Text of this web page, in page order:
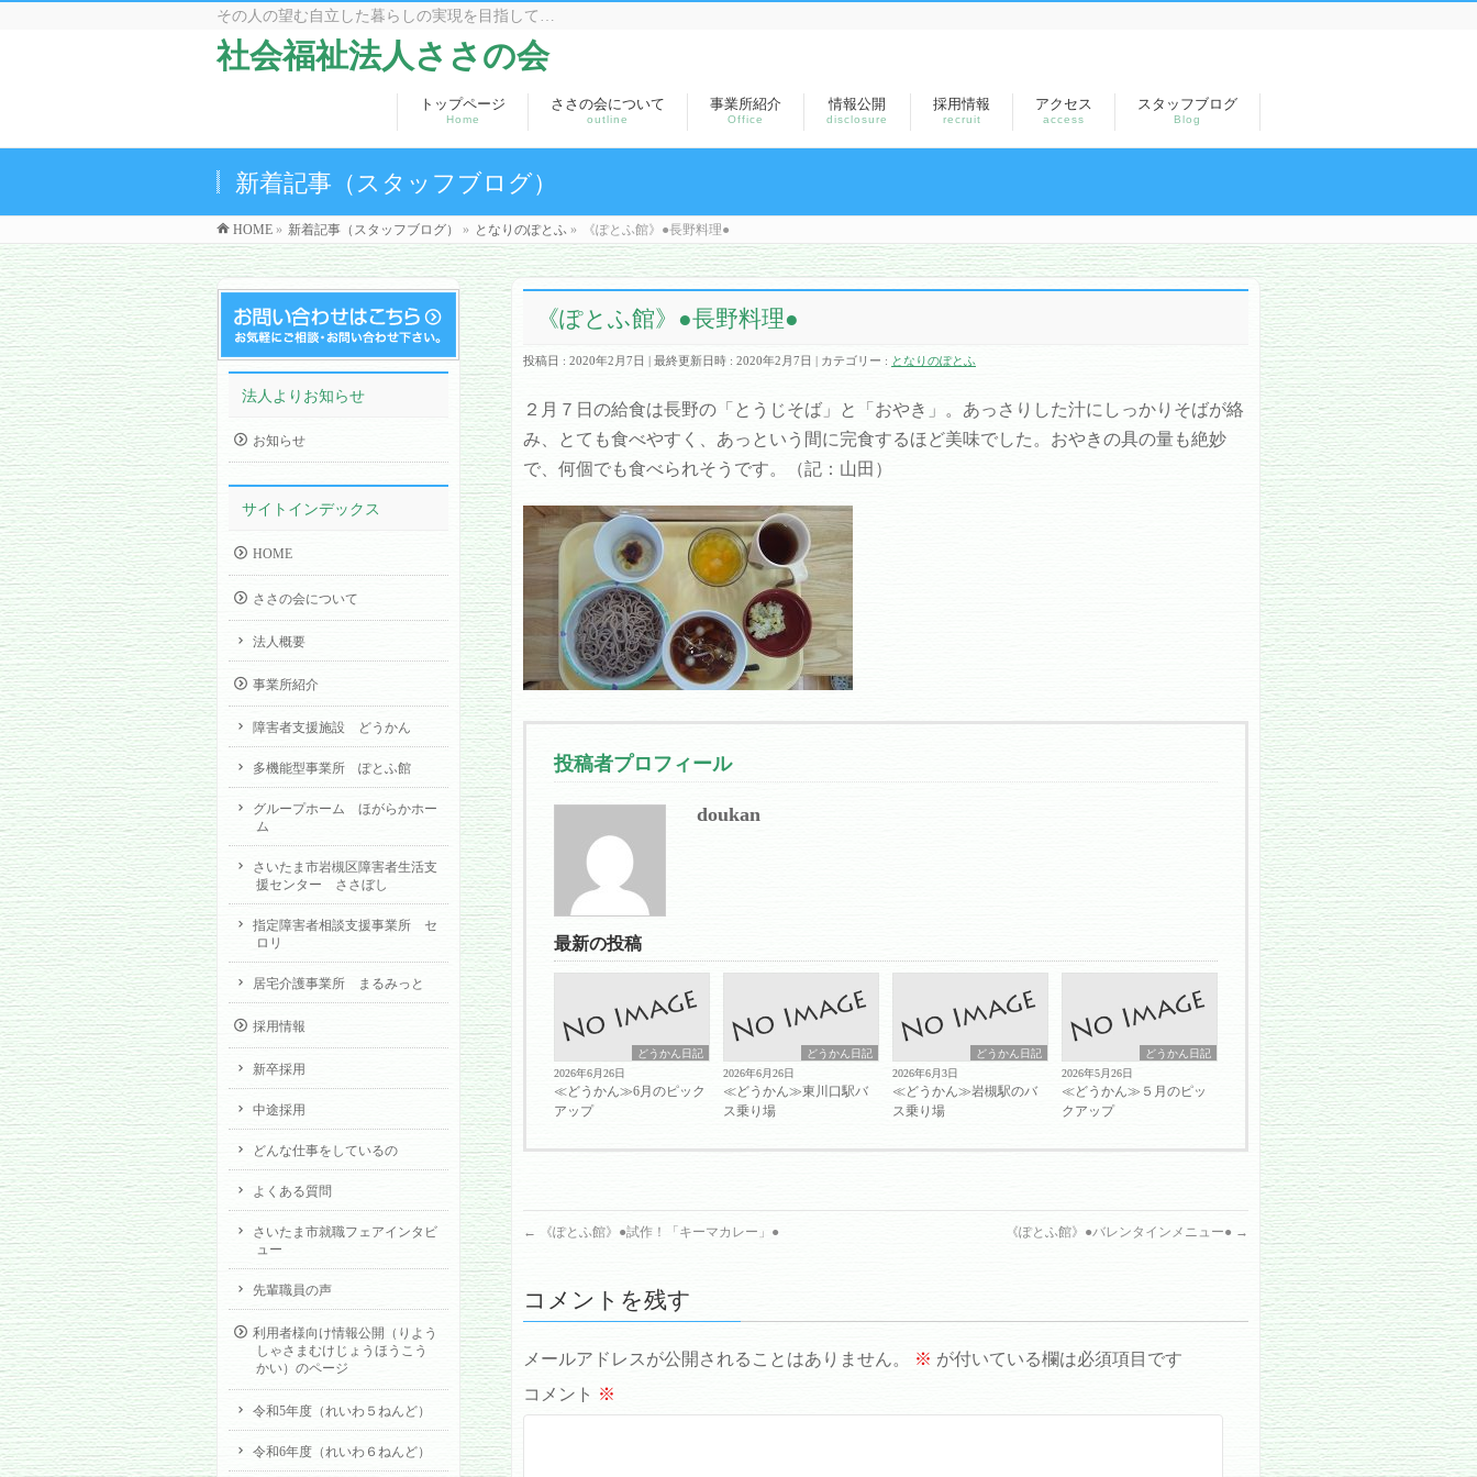
その人の望む自立した暮らしの実現を目指して…
社会福祉法人ささの会
トップページ
Home
ささの会について
outline
事業所紹介
Office
情報公開
disclosure
採用情報
recruit
アクセス
access
スタッフブログ
Blog
新着記事（スタッフブログ）
HOME » 新着記事（スタッフブログ） » となりのぽとふ » 《ぽとふ館》●長野料理●
《ぽとふ館》●長野料理●
投稿日 : 2020年2月7日 最終更新日時 : 2020年2月7日 カテゴリー : となりのぽとふ
２月７日の給食は長野の「とうじそば」と「おやき」。あっさりした汁にしっかりそばが絡
み、とても食べやすく、あっという間に完食するほど美味でした。おやきの具の量も絶妙
で、何個でも食べられそうです。（記：山田）
投稿者プロフィール
doukan
最新の投稿
どうかん日記
2026年6月26日
≪どうかん≫6月のピック
アップ
どうかん日記
2026年6月26日
≪どうかん≫東川口駅バ
ス乗り場
どうかん日記
2026年6月3日
≪どうかん≫岩槻駅のバ
ス乗り場
どうかん日記
2026年5月26日
≪どうかん≫５月のピッ
クアップ
← 《ぽとふ館》●試作！「キーマカレー」● 《ぽとふ館》●バレンタインメニュー● →
コメントを残す
メールアドレスが公開されることはありません。 ※ が付いている欄は必須項目です
コメント ※
法人よりお知らせ
お知らせ
サイトインデックス
HOME
ささの会について
法人概要
事業所紹介
障害者支援施設 どうかん
多機能型事業所 ぽとふ館
グループホーム ほがらかホー
ム
さいたま市岩槻区障害者生活支
援センター ささぼし
指定障害者相談支援事業所 セ
ロリ
居宅介護事業所 まるみっと
採用情報
新卒採用
中途採用
どんな仕事をしているの
よくある質問
さいたま市就職フェアインタビ
ュー
先輩職員の声
利用者様向け情報公開（りよう
しゃさまむけじょうほうこう
かい）のページ
令和5年度（れいわ５ねんど）
令和6年度（れいわ６ねんど）